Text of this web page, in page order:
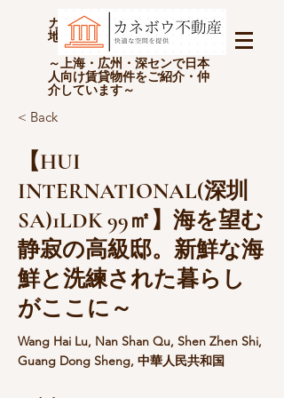
カネボウ不動産(上海金坊房
地产经纪有限公司)
～上海・広州・深センで日本
人向け賃貸物件をご紹介・仲
介しています～
< Back
【HUI
INTERNATIONAL(深圳
SA)1LDK 99㎡】海を望む
静寂の高級邸。新鮮な海
鮮と洗練された暮らし
がここに～
Wang Hai Lu, Nan Shan Qu, Shen Zhen Shi,
Guang Dong Sheng, 中華人民共和国